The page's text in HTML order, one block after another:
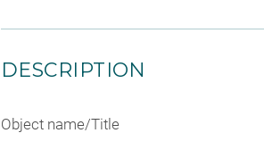
DESCRIPTION
Object name/Title